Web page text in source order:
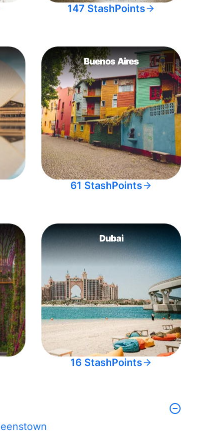
147 StashPoints
Buenos Aires
61 StashPoints
Dubai
16 StashPoints